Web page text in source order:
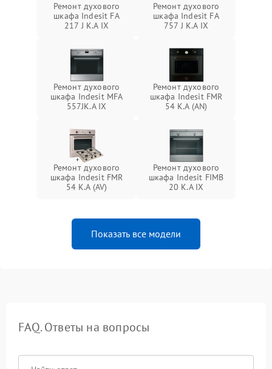
Ремонт духового
шкафа Indesit FA
217 J K.A IX
Ремонт духового
шкафа Indesit FA
757 J K.A IX
Ремонт духового
шкафа Indesit MFA
557JK.A IX
Ремонт духового
шкафа Indesit FMR
54 K.A (AN)
Ремонт духового
шкафа Indesit FMR
54 K.A (AV)
Ремонт духового
шкафа Indesit FIMB
20 K.A IX
Показать все модели
FAQ. Ответы на вопросы